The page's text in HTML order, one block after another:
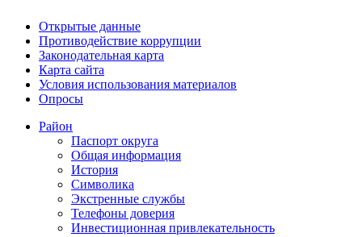
Открытые данные
Противодействие коррупции
Законодательная карта
Карта сайта
Условия использования материалов
Опросы
Район
Паспорт округа
Общая информация
История
Символика
Экстренные службы
Телефоны доверия
Инвестиционная привлекательность